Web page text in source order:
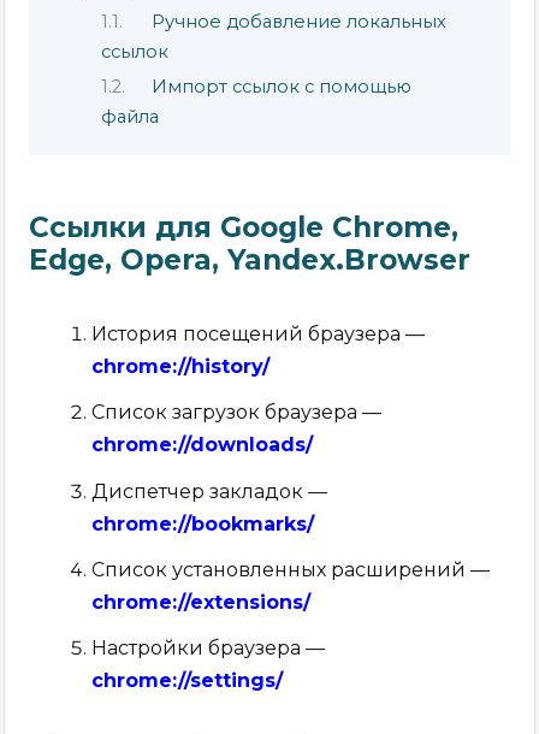
Ручное добавление локальных
ссылок
Импорт ссылок с помощью
файла
Ссылки для Google Chrome,
Edge, Opera, Yandex.Browser
История посещений браузера —
chrome://history/
Список загрузок браузера —
chrome://downloads/
Диспетчер закладок —
chrome://bookmarks/
Список установленных расширений —
chrome://extensions/
Настройки браузера —
chrome://settings/